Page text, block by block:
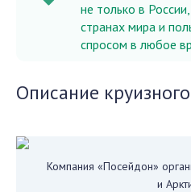
не только в
странах мира и
спросом в любое
Описание
Компания «Посейдон»
и